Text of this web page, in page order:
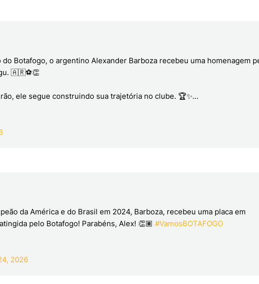
Botafogo, o argentino Alexander Barboza recebeu uma homenagem
🇦🇷⚽👏
ele segue construindo sua trajetória no clube. 🏆✨…
da América e do Brasil em 2024, Barboza, recebeu uma placa em
pelo Botafogo! Parabéns, Alex! 👏🏽 #VamosBOTAFOGO
2026